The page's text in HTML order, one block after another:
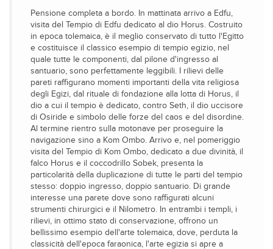
Pensione completa a bordo. In mattinata arrivo a Edfu,
visita del Tempio di Edfu dedicato al dio Horus. Costruito
in epoca tolemaica, è il meglio conservato di tutto l'Egitto
e costituisce il classico esempio di tempio egizio, nel
quale tutte le componenti, dal pilone d'ingresso al
santuario, sono perfettamente leggibili. I rilievi delle
pareti raffigurano momenti importanti della vita religiosa
degli Egizi, dal rituale di fondazione alla lotta di Horus, il
dio a cui il tempio è dedicato, contro Seth, il dio uccisore
di Osiride e simbolo delle forze del caos e del disordine.
Al termine rientro sulla motonave per proseguire la
navigazione sino a Kom Ombo. Arrivo e, nel pomeriggio
visita del Tempio di Kom Ombo, dedicato a due divinità, il
falco Horus e il coccodrillo Sobek, presenta la
particolarità della duplicazione di tutte le parti del tempio
stesso: doppio ingresso, doppio santuario. Di grande
interesse una parete dove sono raffigurati alcuni
strumenti chirurgici e il Nilometro. In entrambi i templi, i
rilievi, in ottimo stato di conservazione, offrono un
bellissimo esempio dell'arte tolemaica, dove, perduta la
classicità dell'epoca faraonica, l'arte egizia si apre a